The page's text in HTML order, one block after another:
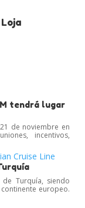
tendrá lugar
de noviembre en
incentivos,
Turquía, siendo
europeo.